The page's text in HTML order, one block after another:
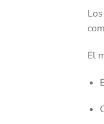
El